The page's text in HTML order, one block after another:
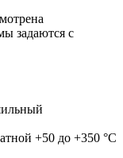
задаются с
+50 до +350 °С